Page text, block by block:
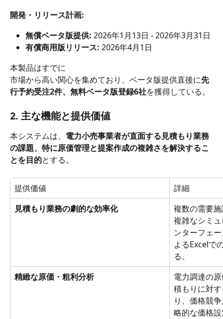
開発・リリース計画:
無償ベータ版提供: 2026年1月13日 - 2026年3月31日
有償商用版リリース: 2026年4月1日
本製品はすでに
市場から高い関心を集めており、ベータ版提供直後に先
行予約受注2件、無料ベータ版登録6社を獲得している。
2. 主な機能と提供価値
本システムは、 電力小売事業者が直面する見積もり業務
の課題、特に原価管理と提案作成の複雑さを解決するこ
とを目的とする。
提供価値
詳細
見積もり業務の劇的な効率化
複数の需要
複雑なシミ
ンターフェ
よるExcelで
る。
精緻な原価・粗利分析
電力調達の
積もりに対
り、価格競
略的な価格